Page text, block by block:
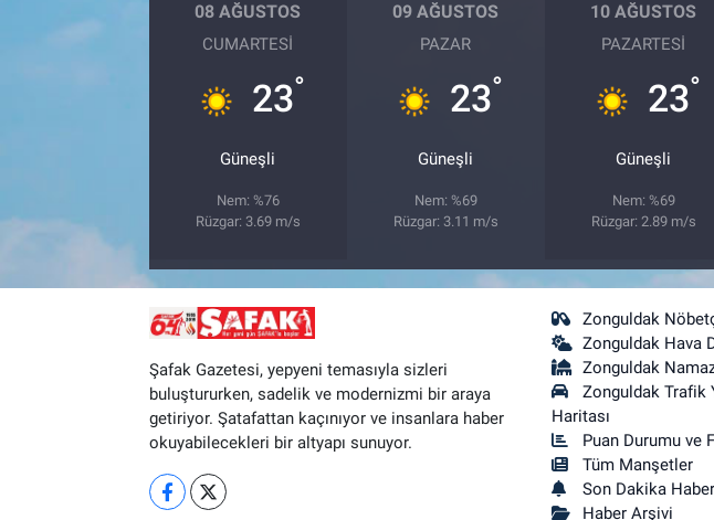
08 AĞUSTOS
CUMARTESI
23°
Güneşli
Nem: %76
Rüzgar: 3.69 m/s
09 AĞUSTOS
PAZAR
23°
Güneşli
Nem: %69
Rüzgar: 3.11 m/s
10 AĞUSTOS
PAZARTESI
23°
Güneşli
Nem: %69
Rüzgar: 2.89 m/s
Şafak Gazetesi, yepyeni temasıyla sizleri
buluştururken, sadelik ve modernizmi bir araya
getiriyor. Şatafattan kaçınıyor ve insanlara haber
okuyabilecekleri bir altyapı sunuyor.
Zonguldak
Zonguldak Hava
Zonguldak
Zonguldak Trafik
Haritası
Puan Durumu ve
Tüm Manşetler
Son Dakika
Haber Arşivi